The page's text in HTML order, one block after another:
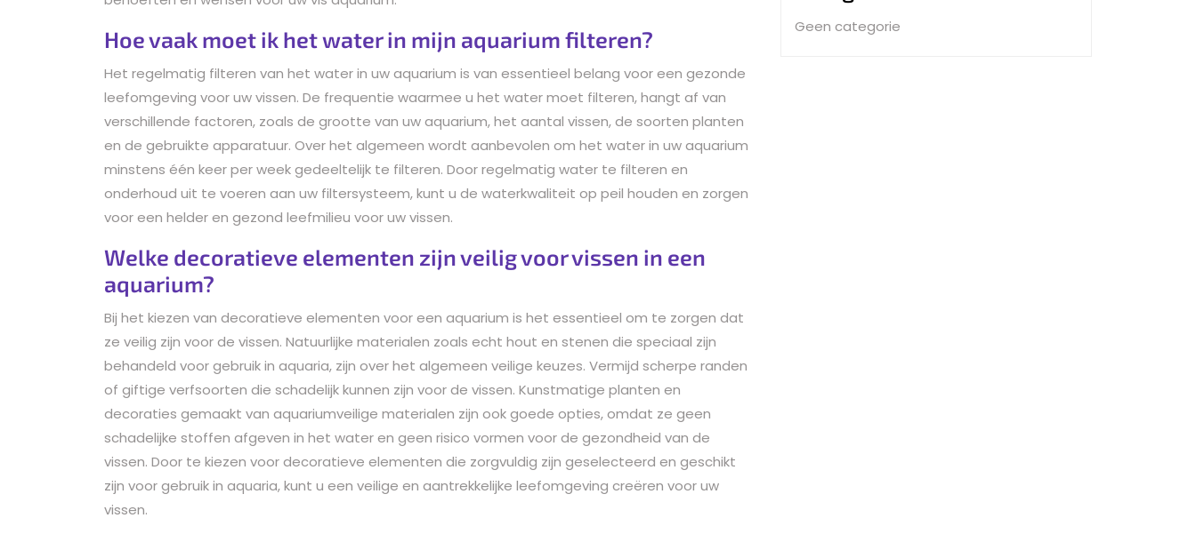
Hoe vaak moet ik het water in mijn aquarium filteren?
Het regelmatig filteren van het water in uw aquarium is van essentieel belang voor een gezonde
leefomgeving voor uw vissen. De frequentie waarmee u het water moet filteren, hangt af van
verschillende factoren, zoals de grootte van uw aquarium, het aantal vissen, de soorten planten
en de gebruikte apparatuur. Over het algemeen wordt aanbevolen om het water in uw aquarium
minstens één keer per week gedeeltelijk te filteren. Door regelmatig water te filteren en
onderhoud uit te voeren aan uw filtersysteem, kunt u de waterkwaliteit op peil houden en zorgen
voor een helder en gezond leefmilieu voor uw vissen.
Welke decoratieve elementen zijn veilig voor vissen in een
aquarium?
Bij het kiezen van decoratieve elementen voor een aquarium is het essentieel om te zorgen dat
ze veilig zijn voor de vissen. Natuurlijke materialen zoals echt hout en stenen die speciaal zijn
behandeld voor gebruik in aquaria, zijn over het algemeen veilige keuzes. Vermijd scherpe randen
of giftige verfsoorten die schadelijk kunnen zijn voor de vissen. Kunstmatige planten en
decoraties gemaakt van aquariumveilige materialen zijn ook goede opties, omdat ze geen
schadelijke stoffen afgeven in het water en geen risico vormen voor de gezondheid van de
vissen. Door te kiezen voor decoratieve elementen die zorgvuldig zijn geselecteerd en geschikt
zijn voor gebruik in aquaria, kunt u een veilige en aantrekkelijke leefomgeving creëren voor uw
vissen.
Geen categorie